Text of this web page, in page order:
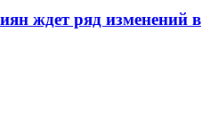
ждет ряд изменений в